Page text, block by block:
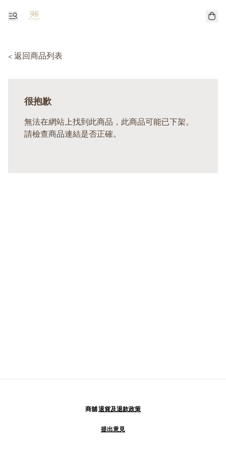
< 返回商品列表
很抱歉
無法在網站上找到此商品，此商品可能已下架。
請檢查商品連結是否正確。
商舖退貨及退款政策
提出意見